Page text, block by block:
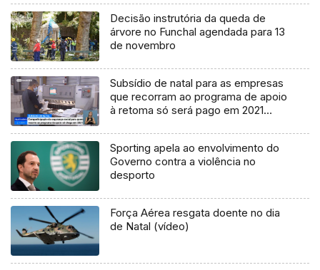
Decisão instrutória da queda de
árvore no Funchal agendada para 13
de novembro
Subsídio de natal para as empresas
que recorram ao programa de apoio
à retoma só será pago em 2021
Sporting apela ao envolvimento do
Governo contra a violência no
desporto
Força Aérea resgata doente no dia
de Natal (vídeo)